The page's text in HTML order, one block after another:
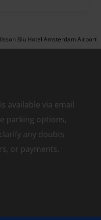
Blu Hotel Amsterdam Airport
available via email
parking options,
any doubts
or payments.